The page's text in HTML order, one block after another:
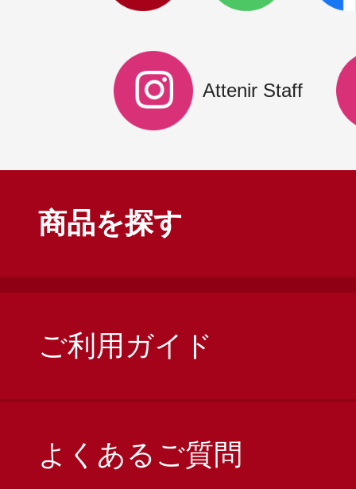
Attenir Staff
商品を探す
ご利用ガイド
よくあるご質問